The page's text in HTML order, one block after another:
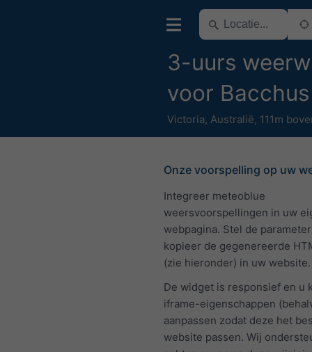
3-uurs
voor
Victoria, Australië, 111m
Onze voorspelling op uw
Integreer meteoblue
weersvoorspellingen in uw
webpagina. Stel de
kopieer de gegenereerde
(zie hieronder) in uw website.
De widget is responsief en u
iframe-eigenschappen
aanpassen zodat deze het
website passen. Wij